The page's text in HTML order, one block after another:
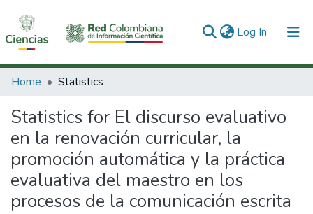
Log In (current)
Communities & Collections
All of DSpace
Home Statistics
Statistics for El discurso evaluativo
en la renovación curricular, la
promoción automática y la práctica
evaluativa del maestro en los
procesos de la comunicación escrita